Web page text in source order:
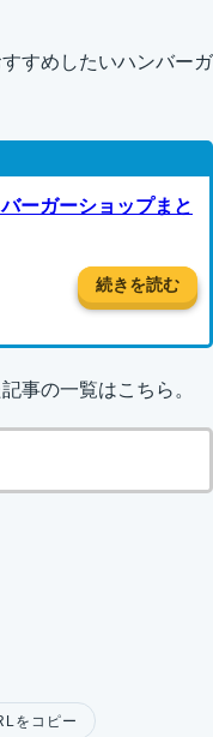
すめしたいハンバーガ
ーガーショップまと
続きを読む
事の一覧はこちら。
をコピー